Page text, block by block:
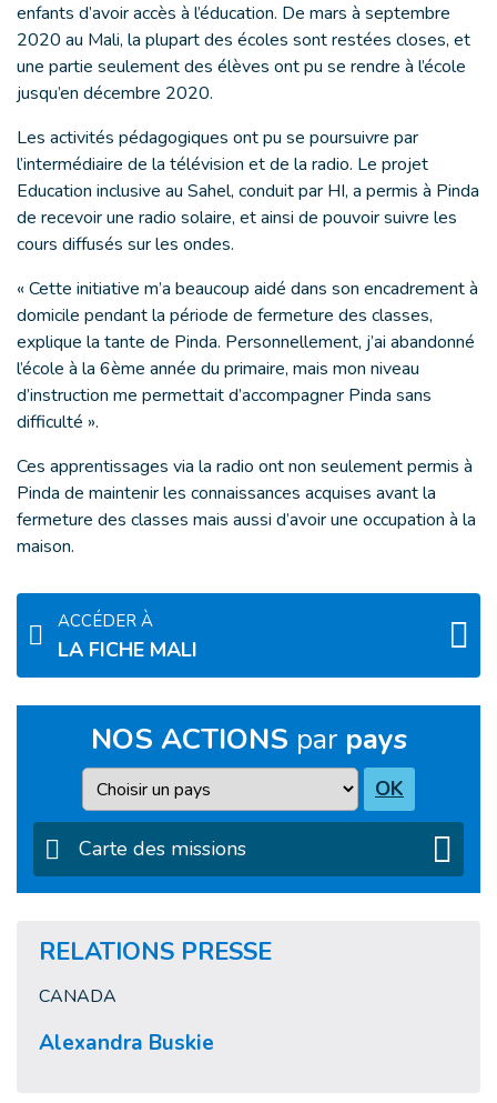
enfants d’avoir accès à l’éducation. De mars à septembre
2020 au Mali, la plupart des écoles sont restées closes, et
une partie seulement des élèves ont pu se rendre à l’école
jusqu’en décembre 2020.
Les activités pédagogiques ont pu se poursuivre par
l’intermédiaire de la télévision et de la radio. Le projet
Education inclusive au Sahel, conduit par HI, a permis à Pinda
de recevoir une radio solaire, et ainsi de pouvoir suivre les
cours diffusés sur les ondes.
« Cette initiative m’a beaucoup aidé dans son encadrement à
domicile pendant la période de fermeture des classes,
explique la tante de Pinda. Personnellement, j’ai abandonné
l’école à la 6ème année du primaire, mais mon niveau
d’instruction me permettait d’accompagner Pinda sans
difficulté ».
Ces apprentissages via la radio ont non seulement permis à
Pinda de maintenir les connaissances acquises avant la
fermeture des classes mais aussi d’avoir une occupation à la
maison.
ACCÉDER À
LA FICHE MALI
NOS ACTIONS par pays
Pays OK
Carte des missions
RELATIONS PRESSE
CANADA
Alexandra Buskie